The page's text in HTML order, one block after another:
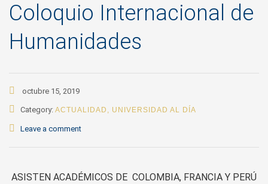
Coloquio Internacional de
Humanidades
octubre 15, 2019
Category: ACTUALIDAD , UNIVERSIDAD AL DÍA
Leave a comment
ASISTEN ACADÉMICOS DE COLOMBIA, FRANCIA Y PERÚ